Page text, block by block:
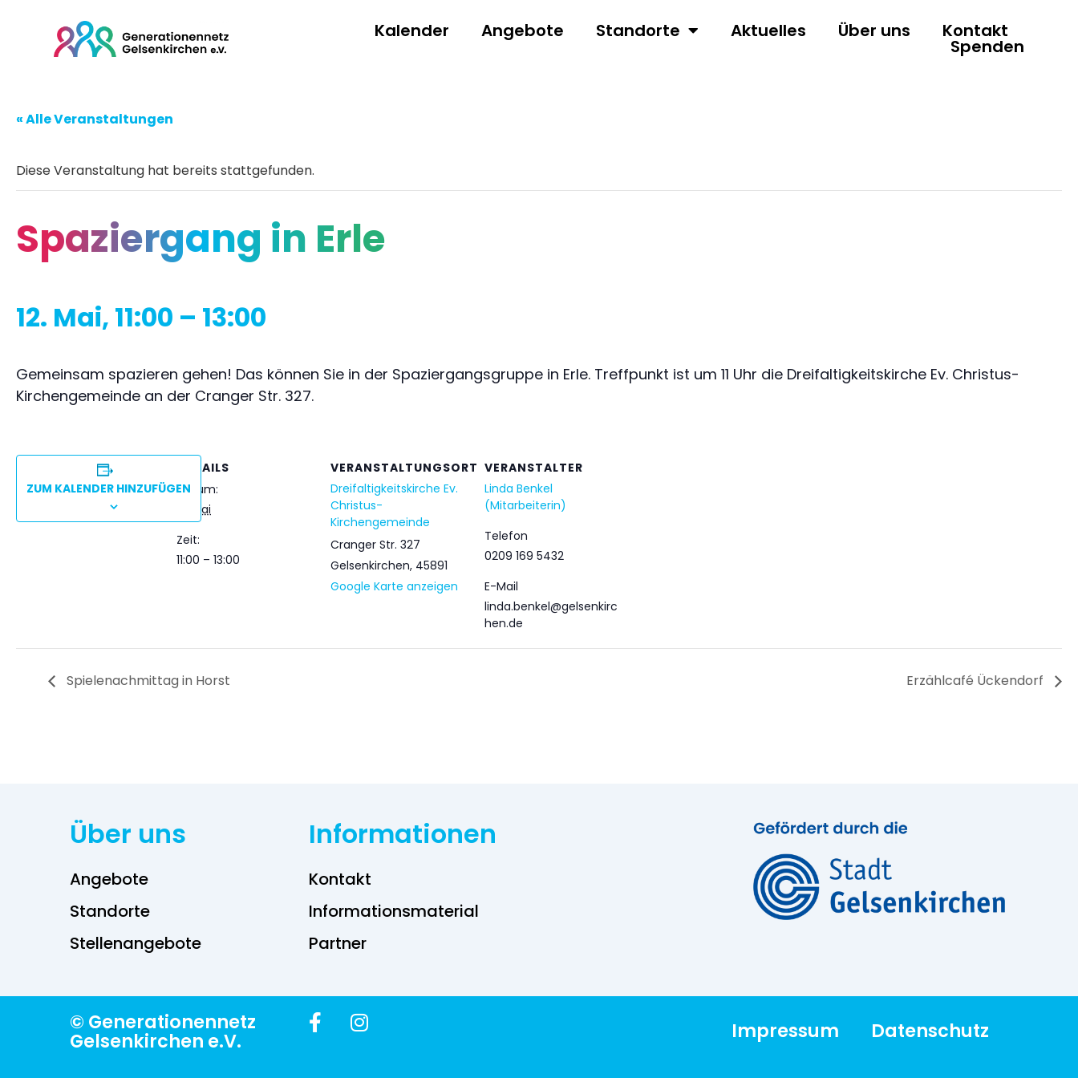
Kalender Angebote Standorte Aktuelles Über uns Kontakt
Spenden
« Alle Veranstaltungen
Diese Veranstaltung hat bereits stattgefunden.
Spaziergang in Erle
12. Mai, 11:00 – 13:00
Gemeinsam spazieren gehen! Das können Sie in der Spaziergangsgruppe in Erle. Treffpunkt ist um 11 Uhr die Dreifaltigkeitskirche Ev. Christus-
Kirchengemeinde an der Cranger Str. 327.
ZUM KALENDER HINZUFÜGEN
DETAILS
Datum:
12. Mai
Zeit:
11:00 – 13:00
VERANSTALTUNGSORT
Dreifaltigkeitskirche Ev.
Christus-
Kirchengemeinde
Cranger Str. 327
Gelsenkirchen, 45891
Google Karte anzeigen
VERANSTALTER
Linda Benkel
(Mitarbeiterin)
Telefon
0209 169 5432
E-Mail
linda.benkel@gelsenkirc
hen.de
Spielenachmittag in Horst Erzählcafé Ückendorf
Über uns
Angebote
Standorte
Stellenangebote
Informationen
Kontakt
Informations­material
Partner
© Generationennetz
Gelsenkirchen e.V. Impressum Datenschutz